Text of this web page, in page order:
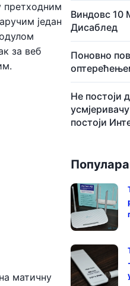
претходним
један
за веб
матичну
Виндовс 10
Дисаблед
Поновно
Не постоји
постоји